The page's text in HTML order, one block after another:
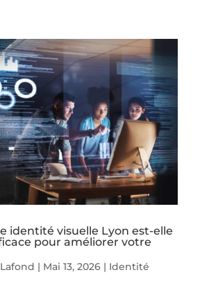
identité visuelle Lyon est-elle
pour améliorer votre
| Mai 13, 2026| Identité